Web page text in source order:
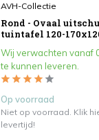
AVH-Collectie
Rond - Ovaal
tuintafel 120-
Wij verwachten vanaf
te kunnen leveren.
Op voorraad
Niet op voorraad. Klik
levertijd!